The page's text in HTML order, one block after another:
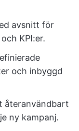
avsnitt för
KPI:er.
och inbyggd
återanvändbart
ny kampanj.